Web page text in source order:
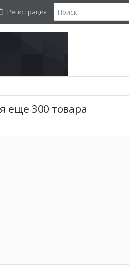
Регистрация
еще 300 товара